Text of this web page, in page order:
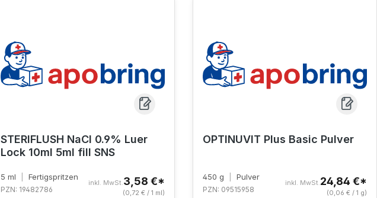
STERIFLUSH NaCl 0.9% Luer
Lock 10ml 5ml fill SNS
5 ml Fertigspritzen
PZN: 19482786
inkl. MwSt.3,58 €*
(0,72 € / 1 ml)
OPTINUVIT Plus Basic Pulver
450 g Pulver
PZN: 09515958
inkl. MwSt.24,84 €*
(0,06 € / 1 g)